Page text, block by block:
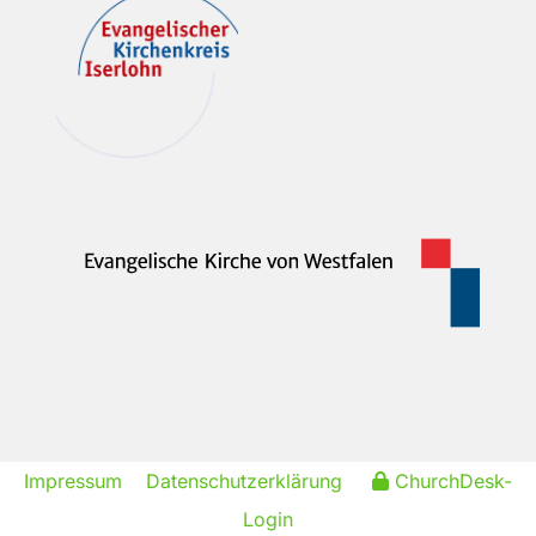
Impressum Datenschutzerklärung
ChurchDesk-
Login